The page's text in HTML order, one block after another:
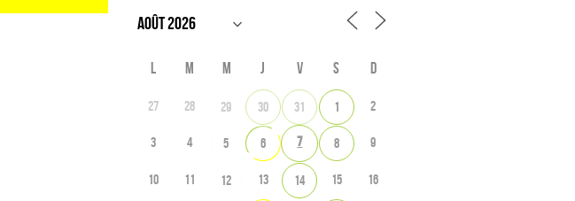
L M M J V S D
27 28 29 30 31 1 2
3 4 5 6 7 8 9
10 11 12 13 14 15 16